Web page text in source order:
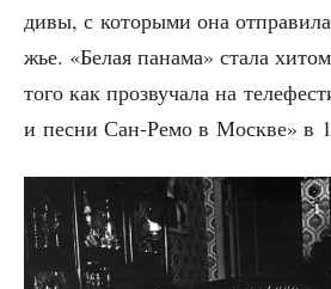
дивы, с кото­ры­ми она
жье. «Белая пана­ма» ста­ла
того как про­зву­ча­ла на
и пес­ни Сан-Ремо в Москве» в